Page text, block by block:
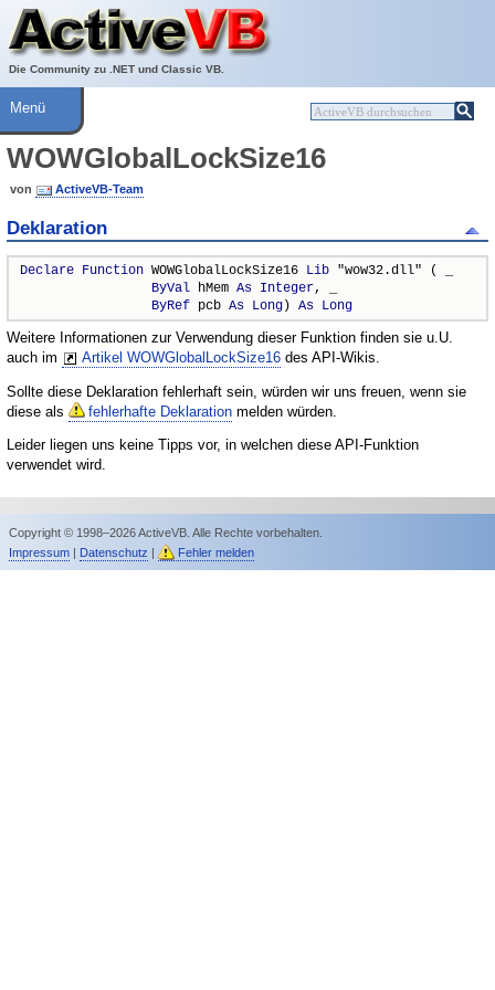
Die Community zu .NET und Classic VB.
Über ActiveVB
Hilfe
Menü
WOWGlobalLockSize16
von ActiveVB-Team
Deklaration
Declare Function WOWGlobalLockSize16 Lib "wow32.dll" ( _
ByVal hMem As Integer, _
ByRef pcb As Long) As Long
Weitere Informationen zur Verwendung dieser Funktion finden sie u.U.
auch im
Artikel WOWGlobalLockSize16 des API-Wikis.
Sollte diese Deklaration fehlerhaft sein, würden wir uns freuen, wenn sie
diese als
fehlerhafte Deklaration melden würden.
Leider liegen uns keine Tipps vor, in welchen diese API-Funktion
verwendet wird.
Copyright © 1998–2026 ActiveVB. Alle Rechte vorbehalten.
Impressum| Datenschutz | Fehler melden